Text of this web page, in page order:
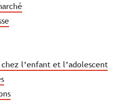
l’enfant et l’adolescent